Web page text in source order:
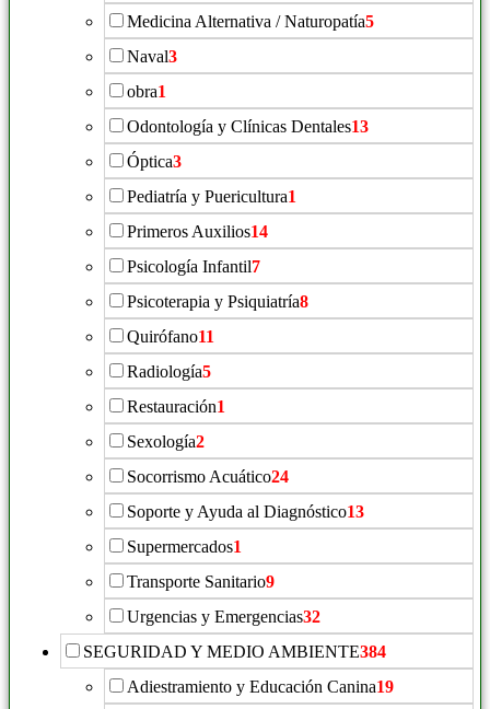
Medicina Alternativa / Naturopatía5
Naval3
obra1
Odontología y Clínicas Dentales13
Óptica3
Pediatría y Puericultura1
Primeros Auxilios14
Psicología Infantil7
Psicoterapia y Psiquiatría8
Quirófano11
Radiología5
Restauración1
Sexología2
Socorrismo Acuático24
Soporte y Ayuda al Diagnóstico13
Supermercados1
Transporte Sanitario9
Urgencias y Emergencias32
SEGURIDAD Y MEDIO AMBIENTE384
Adiestramiento y Educación Canina19